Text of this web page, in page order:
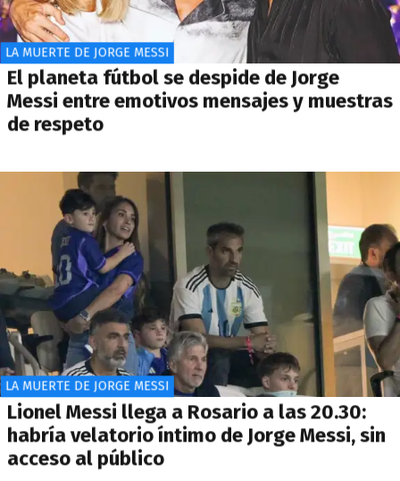
LA MUERTE DE JORGE MESSI
El planeta fútbol se despide de Jorge
Messi entre emotivos mensajes y muestras
de respeto
LA MUERTE DE JORGE MESSI
Lionel Messi llega a Rosario a las 20.30:
habría velatorio íntimo de Jorge Messi, sin
acceso al público